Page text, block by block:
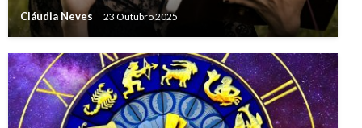
Cláudia Neves 23 Outubro 2025